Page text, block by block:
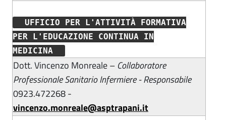
UFFICIO PER L'ATTIVITÀ FORMATIVA
PER L'EDUCAZIONE CONTINUA IN
MEDICINA
Dott. Vincenzo Monreale – Collaboratore
Professionale Sanitario Infermiere - Responsabile
0923.472268 -
vincenzo.monreale@asptrapani.it